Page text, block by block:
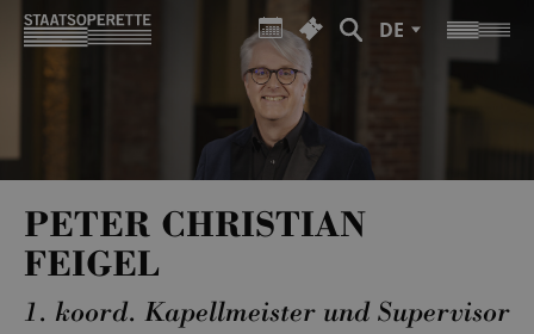
DE
PETER CHRISTIAN
FEIGEL
1. koord. Kapellmeister und Supervisor